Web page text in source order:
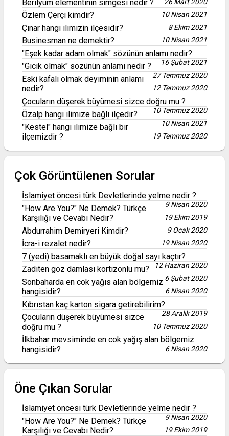
Berilyum elementinin simgesi nedir ?
Özlem Çerçi kimdir? 10 Nisan 2021
Çınar hangi ilimizin ilçesidir? 8 Ekim 2021
Businesman ne demektir? 10 Nisan 2021
"Eşek kadar adam olmak" sözünün anlamı nedir?
16 Şubat 2021
"Gıcık olmak" sözünün anlamı nedir ?
27 Temmuz 2020
Eski kafalı olmak deyiminin anlamı
nedir?
12 Temmuz 2020
Çocuların düşerek büyümesi sizce doğru mu ?
10 Temmuz 2020
Özalp hangi ilimize bağlı ilçedir?
10 Nisan 2021
"Kestel" hangi ilimize bağlı bir
ilçemizdir ?
19 Temmuz 2020
Çok Görüntülenen Sorular
İslamiyet öncesi türk Devletlerinde yelme nedir ?
9 Nisan 2020
"How Are You?" Ne Demek? Türkçe
Karşılığı ve Cevabı Nedir?
19 Ekim 2019
Abdurrahim Demiryeri Kimdir? 9 Ocak 2020
İcra-i rezalet nedir? 19 Nisan 2020
7 (yedi) basamaklı en büyük doğal sayı kaçtır?
12 Haziran 2020
Zaditen göz damlası kortizonlu mu?
6 Şubat 2020
Sonbaharda en cok yağıs alan bölgemiz
hangisidir?
6 Nisan 2020
Kıbrıstan kaç karton sigara getirebilirim?
28 Aralık 2019
Çocuların düşerek büyümesi sizce
doğru mu ?
10 Temmuz 2020
İlkbahar mevsiminde en cok yağış alan bölgemiz
hangisidir?
6 Nisan 2020
Öne Çıkan Sorular
İslamiyet öncesi türk Devletlerinde yelme nedir ?
9 Nisan 2020
"How Are You?" Ne Demek? Türkçe
Karşılığı ve Cevabı Nedir?
19 Ekim 2019